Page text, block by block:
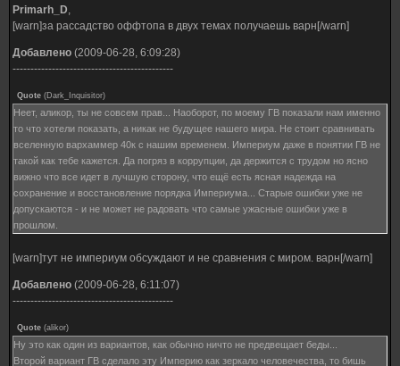
Primarh_D,
[warn]за рассадство оффтопа в двух темах получаешь варн[/warn]
Добавлено (2009-06-28, 6:09:28)
---------------------------------------------
Quote (Dark_Inquisitor)
Неет, аликор, ты не совсем прав... Наоборот, по моему ГВ показали нам именно
то что хотели показать, а никак не будущее нашего мира. Не стоит сравнивать
вселенную вархаммер 40к с нашим временем. Империум даже в понятии ГВ не
такой как тебе кажется. Да погряз в коррупции, да держится с трудом но ясно
вижно что все идет в лучшую сторону, что ещё есть ясная надежда на
сохранение и восстановление порядка Империума... Старые ошибки уже не
допускаются - и не может не радовать что самые ужасные ошибки уже в
прошлом.
[warn]тут не империум обсуждают и не сравнения с миром. варн[/warn]
Добавлено (2009-06-28, 6:11:07)
---------------------------------------------
Quote (alikor)
Ну это как один из вариантов, как обычно ничто не предвещает беды...
Второй вариант ГВ сделало эту Империю как зеркало человечества, то бишь